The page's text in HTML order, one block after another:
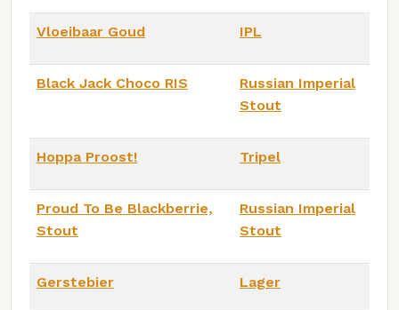
Vloeibaar Goud IPL
Black Jack Choco RIS
Russian Imperial
Stout
Hoppa Proost! Tripel
Proud To Be Blackberrie,
Stout
Russian Imperial
Stout
Gerstebier Lager